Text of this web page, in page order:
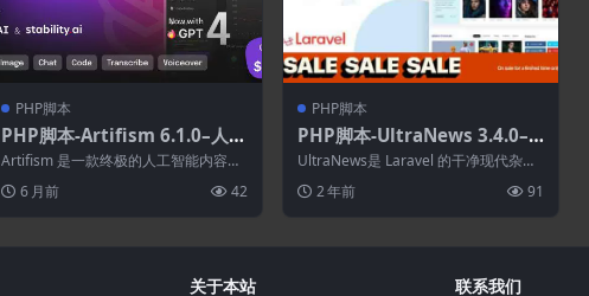
PHP脚本
PHP脚本-Artifism 6.1.0–人工
智能内容和图像生成器
Artifism 是一款终极的人工智能内容生
和...6 月前 42
PHP脚本
PHP脚本-UltraNews 3.4.0–L
aravel报纸.博客多语言系统.支
持AI作家.内容生成器
UltraNews是 Laravel 的干净现代杂
2 年前 91
关于本站 联系我们